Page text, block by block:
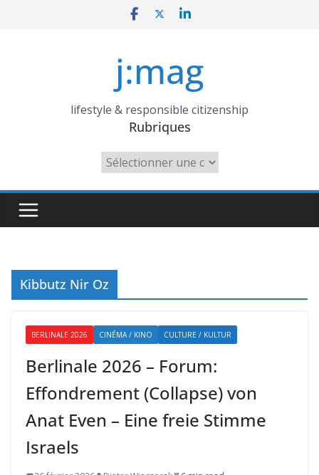
j:mag
lifestyle & responsible citizenship
Rubriques
Rubriques
Kibbutz Nir Oz
BERLINALE 2026 CINÉMA / KINO CULTURE / KULTUR
Berlinale 2026 – Forum:
Effondrement (Collapse) von
Anat Even – Eine freie Stimme
Israels